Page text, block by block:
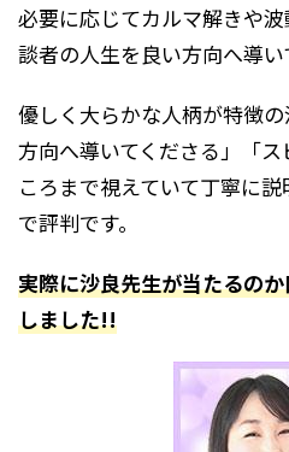
必要に応じてカルマ解きや
談者の人生を良い方向へ導い
優しく大らかな人柄が特徴
方向へ導いてくださる」「
ころまで視えていて丁寧に
で評判です。
実際に沙良先生が当たるの
しました!!